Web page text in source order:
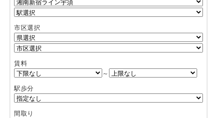
市区選択
賃料
～
駅歩分
間取り